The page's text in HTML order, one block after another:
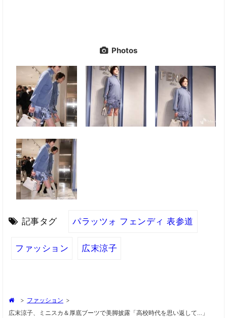
Photos
記事タグ パラッツォ フェンディ 表参道
ファッション 広末涼子
> ファッション >
広末涼子、ミニスカ＆厚底ブーツで美脚披露「高校時代を思い返して…」